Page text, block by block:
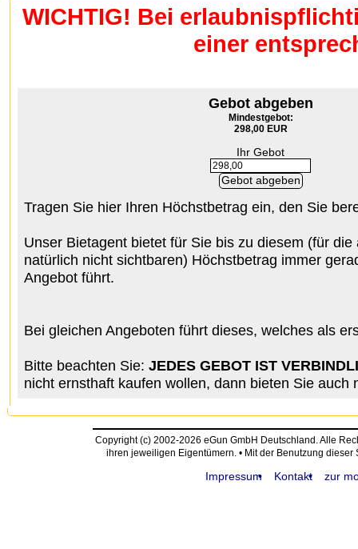
WICHTIG! Bei
einer
Gebot abgeben
Mindestgebot:
298,00 EUR
Ihr Gebot
Tragen Sie hier Ihren Höchstbetrag ein, den Sie
Unser Bietagent bietet für Sie bis zu diesem (für
natürlich nicht sichtbaren) Höchstbetrag immer
Angebot führt.
Bei gleichen Angeboten führt dieses, welches als
Bitte beachten Sie: JEDES GEBOT IST
nicht ernsthaft kaufen wollen, dann bieten Sie auch
Copyright (c) 2002-2026 eGun GmbH Deutschland. Alle
ihren jeweiligen Eigentümern. • Mit der Benutzung
Impressum Kontakt zur